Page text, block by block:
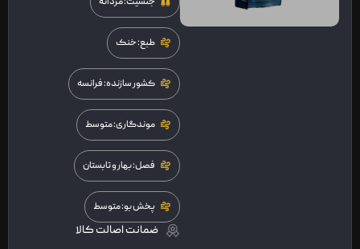
طبع: خنک
کشور سازنده: فرانسه
موندگاری: متوسط
فصل: بهار و تابستان
پخش بو: متوسط
ضمانت اصالت کالا